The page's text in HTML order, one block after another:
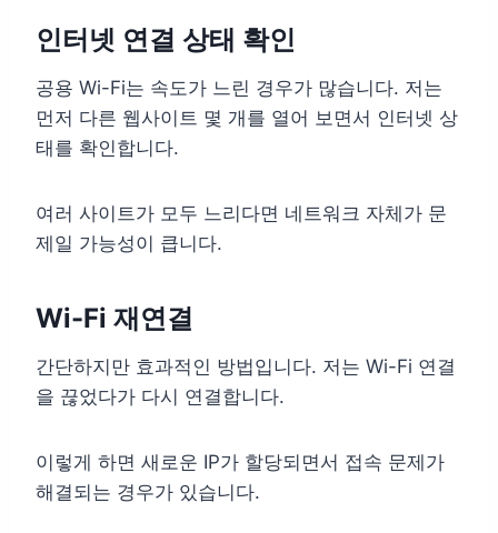
인터넷 연결 상태 확인
공용 Wi-Fi는 속도가 느린 경우가 많습니다. 저는
먼저 다른 웹사이트 몇 개를 열어 보면서 인터넷 상
태를 확인합니다.
여러 사이트가 모두 느리다면 네트워크 자체가 문
제일 가능성이 큽니다.
Wi-Fi 재연결
간단하지만 효과적인 방법입니다. 저는 Wi-Fi 연결
을 끊었다가 다시 연결합니다.
이렇게 하면 새로운 IP가 할당되면서 접속 문제가
해결되는 경우가 있습니다.